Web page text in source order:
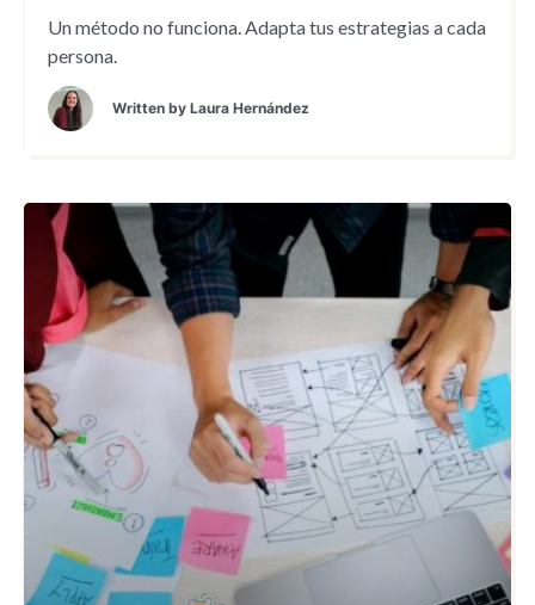
Un método no funciona. Adapta tus estrategias a cada
persona.
Written by Laura Hernández